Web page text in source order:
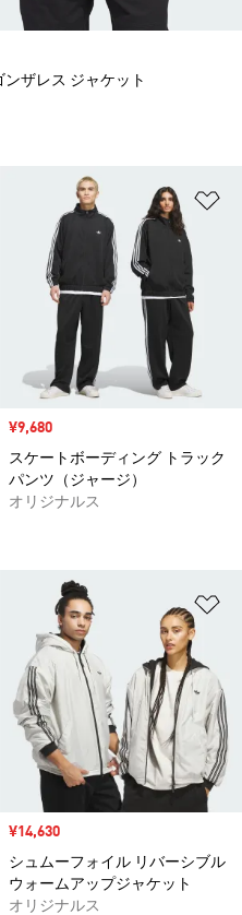
しいものリストに追加
セール価格
¥9,680
スケートボーディング トラック
パンツ（ジャージ）
オリジナルス
いものリストに追加
セール価格
¥14,630
シュムーフォイル リバーシブル
ウォームアップジャケット
オリジナルス
ザレス ジャケット